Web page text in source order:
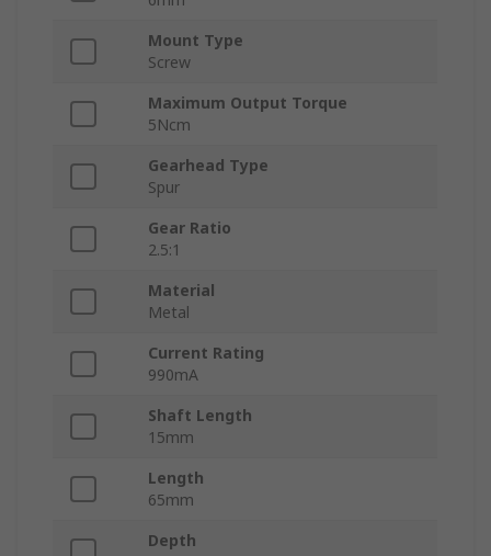
Mount Type
Screw
Maximum Output Torque
5Ncm
Gearhead Type
Spur
Gear Ratio
2.5:1
Material
Metal
Current Rating
990mA
Shaft Length
15mm
Length
65mm
Depth